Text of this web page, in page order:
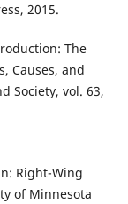
2015.
The
Causes, and
Society, vol. 63,
Right-Wing
of Minnesota